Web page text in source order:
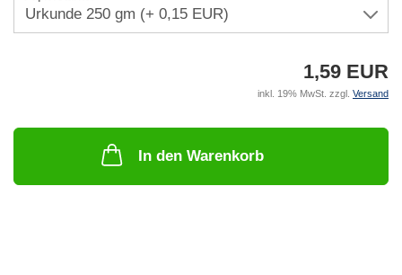
1,59 EUR
inkl. 19% MwSt. zzgl. Versand
In den Warenkorb